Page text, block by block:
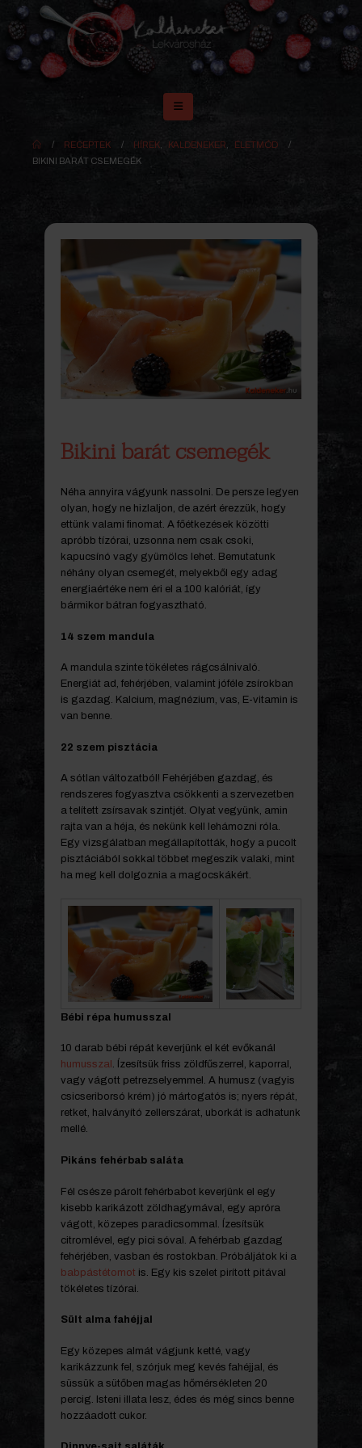
RECEPTEK HÍREK KALDENEKER
ÉLETMÓD
BIKINI BARÁT CSEMEGÉK
Bikini barát csemegék
Néha annyira vágyunk nassolni. De persze legyen
olyan, hogy ne hizlaljon, de azért érezzük, hogy
ettünk valami finomat. A főétkezések közötti
apróbb tízórai, uzsonna nem csak csoki,
kapucsínó vagy gyümölcs lehet. Bemutatunk
néhány olyan csemegét, melyekből egy adag
energiaértéke nem éri el a 100 kalóriát, így
bármikor bátran fogyasztható.
14 szem mandula
A mandula szinte tökéletes rágcsálnivaló.
Energiát ad, fehérjében, valamint jóféle zsírokban
is gazdag. Kalcium, magnézium, vas, E-vitamin is
van benne.
22 szem pisztácia
A sótlan változatból! Fehérjében gazdag, és
rendszeres fogyasztva csökkenti a szervezetben
a telített zsírsavak szintjét. Olyat vegyünk, amin
rajta van a héja, és nekünk kell lehámozni róla.
Egy vizsgálatban megállapították, hogy a pucolt
pisztáciából sokkal többet megeszik valaki, mint
ha meg kell dolgoznia a magocskákért.
Bébi répa humusszal
10 darab bébi répát keverjünk el két evőkanál
humusszal . Ízesítsük friss zöldfűszerrel, kaporral,
vagy vágott petrezselyemmel. A humusz (vagyis
csicseriborsó krém) jó mártogatós is; nyers répát,
retket, halványító zellerszárat, uborkát is adhatunk
mellé.
Pikáns fehérbab saláta
Fél csésze párolt fehérbabot keverjünk el egy
kisebb karikázott zöldhagymával, egy apróra
vágott, közepes paradicsommal. Ízesítsük
citromlével, egy pici sóval. A fehérbab gazdag
fehérjében, vasban és rostokban. Próbáljátok ki a
babpástétomot is. Egy kis szelet pirított pitával
tökéletes tízórai.
Sült alma fahéjjal
Egy közepes almát vágjunk ketté, vagy
karikázzunk fel, szórjuk meg kevés fahéjjal, és
süssük a sütőben magas hőmérsékleten 20
percig. Isteni illata lesz, édes és még sincs benne
hozzáadott cukor.